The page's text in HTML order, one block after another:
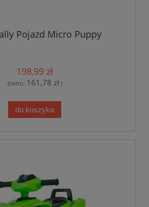
Pojazd Micro Puppy
198,99 zł
(netto: 161,78 zł)
do koszyka